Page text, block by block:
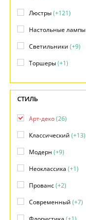
Дизайнерам
Бренды
Контакты
Люстры(+121)
Настольные лампы
Светильники (+9)
Торшеры(+1)
СТИЛЬ
Арт-деко(26)
Классический (+13)
Модерн (+9)
Неоклассика (+1)
Прованс(+2)
Современный (+7)